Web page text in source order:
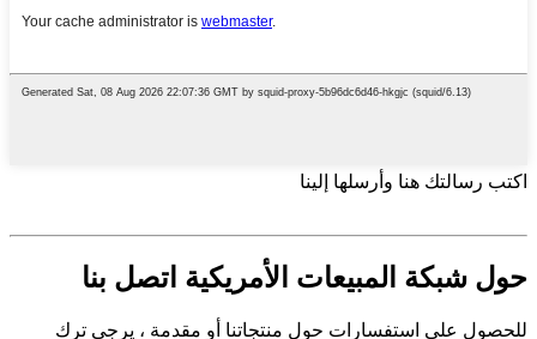
اكتب رسالتك هنا وأرسلها إلينا
حول شبكة المبيعات الأمريكية اتصل بنا
للحصول على استفسارات حول منتجاتنا أو مقدمة ، يرجى ترك